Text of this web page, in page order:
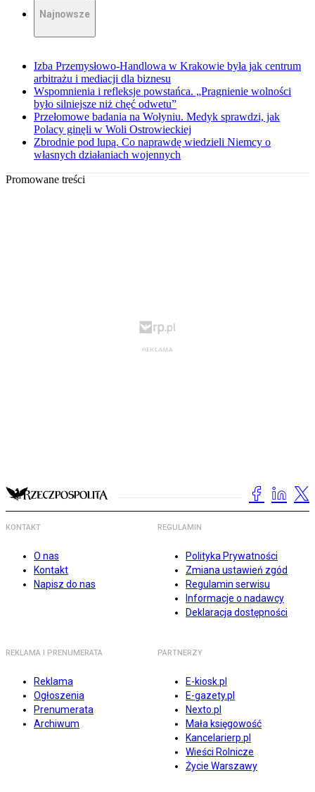
Najnowsze
Izba Przemysłowo-Handlowa w Krakowie była jak centrum
arbitrażu i mediacji dla biznesu
Wspomnienia i refleksje powstańca. „Pragnienie wolności
było silniejsze niż chęć odwetu”
Przełomowe badania na Wołyniu. Medyk sprawdzi, jak
Polacy ginęli w Woli Ostrowieckiej
Zbrodnie pod lupą. Co naprawdę wiedzieli Niemcy o
własnych działaniach wojennych
Promowane treści
KONTAKT
O nas
Kontakt
Napisz do nas
REGULAMIN
Polityka Prywatności
Zmiana ustawień zgód
Regulamin serwisu
Informacje o nadawcy
Deklaracja dostępności
REKLAMA I PRENUMERATA
Reklama
Ogłoszenia
Prenumerata
Archiwum
PARTNERZY
E-kiosk.pl
E-gazety.pl
Nexto.pl
Mała księgowość
Kancelarierp.pl
Wieści Rolnicze
Życie Warszawy